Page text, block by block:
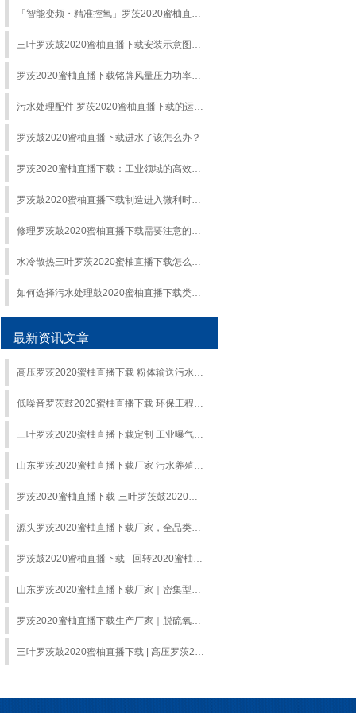
「智能变频・精准控氧」罗茨2020蜜柚直播下载：曝气效率提升 40%，能耗降低 25%！
三叶罗茨鼓2020蜜柚直播下载安装示意图及安装中的要求和注意事项
罗茨2020蜜柚直播下载铭牌风量压力功率字母等参数代表什么?
污水处理配件 罗茨2020蜜柚直播下载的运行要点介绍
罗茨鼓2020蜜柚直播下载进水了该怎么办？
罗茨2020蜜柚直播下载：工业领域的高效动力之选
罗茨鼓2020蜜柚直播下载制造进入微利时代，罗茨2020蜜柚直播下载的发展史！
修理罗茨鼓2020蜜柚直播下载需要注意的问题有哪些?
水冷散热三叶罗茨2020蜜柚直播下载怎么保养?
如何选择污水处理鼓2020蜜柚直播下载类型？
最新资讯文章
高压罗茨2020蜜柚直播下载 粉体输送污水处理专用设备
低噪音罗茨鼓2020蜜柚直播下载 环保工程配套供气设备
三叶罗茨2020蜜柚直播下载定制 工业曝气送风设备供货
山东罗茨2020蜜柚直播下载厂家 污水养殖气力输送专用鼓2020蜜柚直播下载
罗茨2020蜜柚直播下载-三叶罗茨鼓2020蜜柚直播下载-工业气力输送曝气设备厂家
源头罗茨2020蜜柚直播下载厂家，全品类工业2020蜜柚直播下载赋能各行业高效生产
罗茨鼓2020蜜柚直播下载 - 回转2020蜜柚直播下载 - 蒸汽压缩机 - 环保工业2020蜜柚直播下载一站式供应
山东罗茨2020蜜柚直播下载厂家｜密集型罗茨鼓2020蜜柚直播下载｜水冷高压罗茨2020蜜柚直播下载定制
罗茨2020蜜柚直播下载生产厂家｜脱硫氧化2020蜜柚直播下载｜水产养殖增氧罗茨鼓2020蜜柚直播下载
三叶罗茨鼓2020蜜柚直播下载 | 高压罗茨2020蜜柚直播下载 | 气力输送罗茨真空泵源头工厂